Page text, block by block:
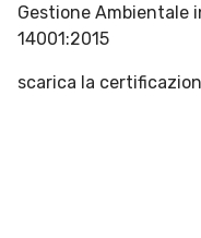
Gestione Ambientale
14001:2015
scarica la